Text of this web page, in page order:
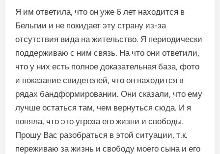
Я им ответила, что он уже 6 лет находится в
Бельгии и не покидает эту страну из-за
отсутствия вида на жительство. Я периодически
поддерживаю с ним связь. На что они ответили,
что у них есть полное доказательная база, фото
и показание свидетелей, что он находится в
рядах бандформировании. Они сказали, что ему
лучше остаться там, чем вернуться сюда. И я
поняла, что это угроза его жизни и свободы.
Прошу Вас разобраться в этой ситуации, т.к.
переживаю за жизнь и свободу моего сына и его